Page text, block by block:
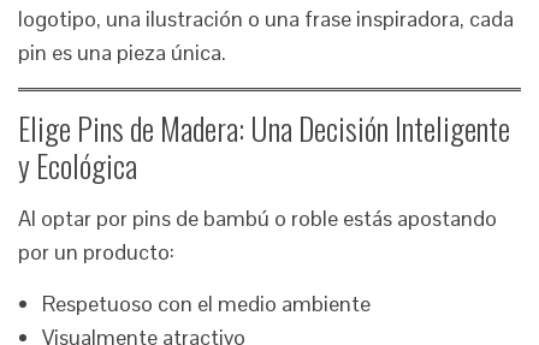
logotipo, una ilustración o una frase inspiradora, cada
pin es una pieza única.
Elige Pins de Madera: Una Decisión Inteligente
y Ecológica
Al optar por pins de bambú o roble estás apostando
por un producto:
Respetuoso con el medio ambiente
Visualmente atractivo